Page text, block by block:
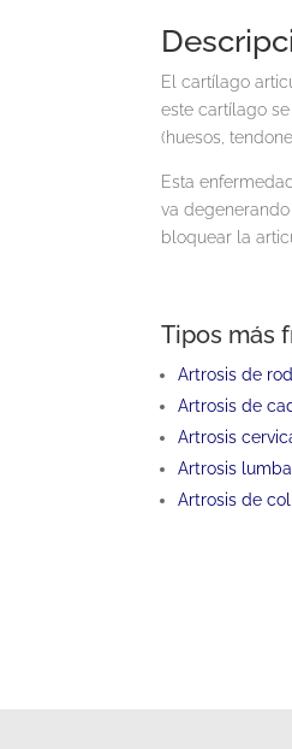
El cartílago
este cartílago
(huesos,
Esta
va
bloquear la
Tipos más
Artrosis de
Artrosis de
Artrosis
Artrosis
Artrosis de